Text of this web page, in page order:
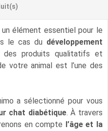
élément essentiel pour le
le cas du développement
produits qualitatifs et
votre animal est l’une des
a sélectionné pour vous
chat diabétique. À travers
en compte l’âge et la